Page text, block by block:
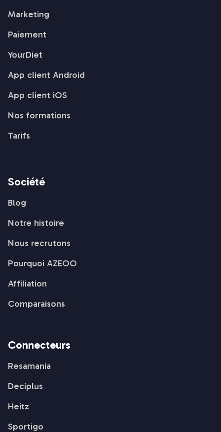
Marketing
Paiement
YourDiet
App client Android
App client iOS
Nos formations
Tarifs
Société
Blog
Notre histoire
Nous recrutons
Pourquoi AZEOO
Affiliation
Comparaisons
Connecteurs
Resamania
Deciplus
Heitz
Sportigo